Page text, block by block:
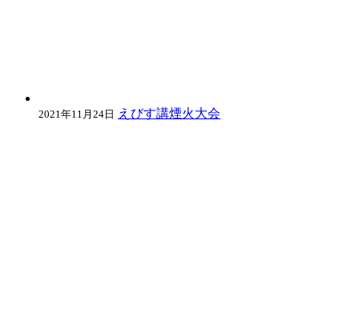
2021年11月24日 えびす講煙火大会